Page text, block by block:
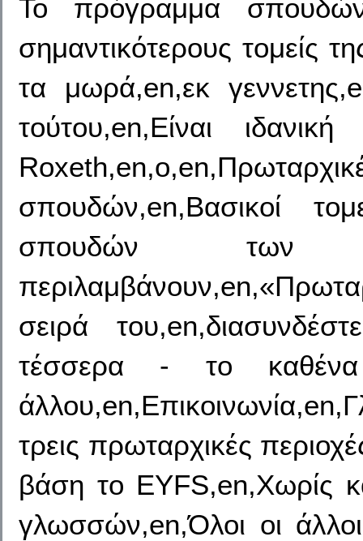
Το πρόγραμμα
σημαντικότερους τομείς
τα μωρά,en,εκ
τούτου,en,Είναι
σπουδών,en,Βασικοί
σπουδών των
σειρά
τέσσερα - το
τρεις πρωταρχικές
βάση το EYFS,en,Χωρίς
γλωσσών,en,Όλοι οι